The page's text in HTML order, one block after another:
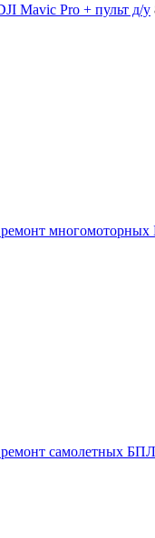
Mavic Pro + пульт д/у
ремонт
ремонт самолетных